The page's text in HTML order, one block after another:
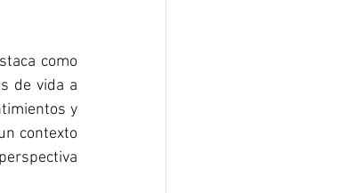
como
de vida a
y
contexto